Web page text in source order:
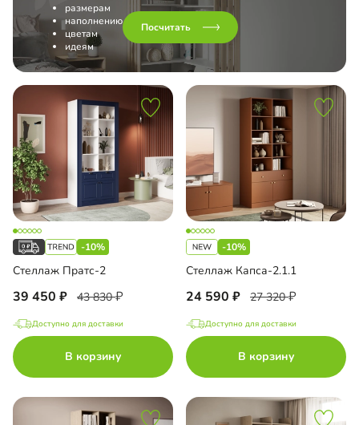
размерам
наполнению
цветам
идеям
Посчитать
-10%
Стеллаж Пратс-2
39 450 43 830
Доступно для доставки
В корзину
-10%
Стеллаж Капса-2.1.1
24 590 27 320
Доступно для доставки
В корзину